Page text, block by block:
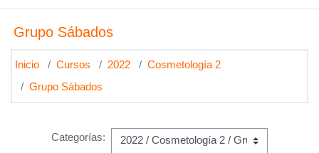
Grupo Sábados
Inicio Cursos 2022
Cosmetología 2
Grupo Sábados
Categorías: